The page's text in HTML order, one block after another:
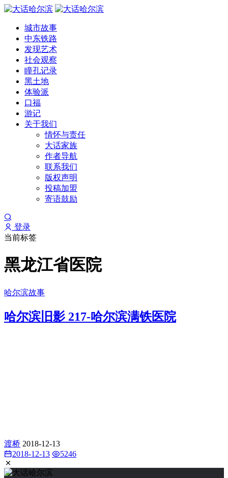
城市故事
中东铁路
发现艺术
社会观察
瞳孔记录
黑土地
体验派
口福
游记
关于我们
情怀与责任
大话家族
作者导航
联系我们
版权声明
投稿加盟
寄语鼓励
登录
当前标签
黑龙江省医院
哈尔滨故事
哈尔滨旧影 217-哈尔滨满铁医院
渡桥 2018-12-13
2018-12-13
5246